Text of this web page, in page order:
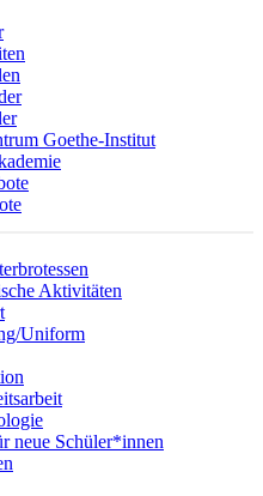
Goethe-Institut
Aktivitäten
Uniform
neue Schüler*innen